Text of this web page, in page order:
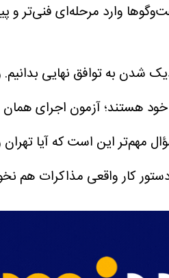
وارد مرحله‌ای فنی‌تر و
شدن به توافق نهایی بدانیم.
هستند؛ آزمون اجرای
دستور کار واقعی مذاکرات هم